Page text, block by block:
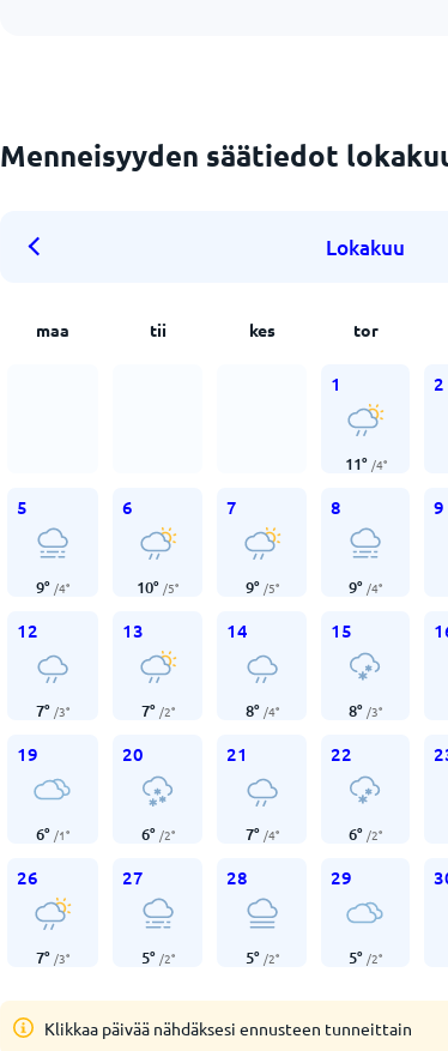
Menneisyyden säätiedot
Lokakuu
maa tii kes tor
1
11° /4°
2
5
9° /4°
6
10° /5°
7
9° /5°
8
9° /4°
9
12
7° /3°
13
7° /2°
14
8° /4°
15
8° /3°
19
6° /1°
20
6° /2°
21
7° /4°
22
6° /2°
26
7° /3°
27
5° /2°
28
5° /2°
29
5° /2°
Klikkaa päivää nähdäksesi ennusteen tunneittain